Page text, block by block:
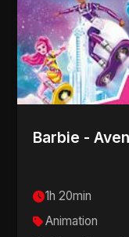
Barbie -
1h 20min
Animation